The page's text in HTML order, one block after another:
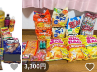
いいね！
3,300円